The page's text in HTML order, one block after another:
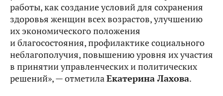
работы, как создание условий для сохранения
здоровья женщин всех возрастов, улучшению
их экономического положения
и благосостояния, профилактике социального
неблагополучия, повышению уровня их участия
в принятии управленческих и политических
решений», — отметилаЕкатерина Лахова.